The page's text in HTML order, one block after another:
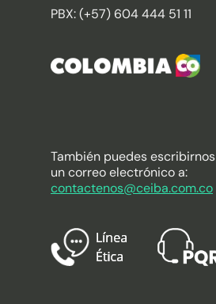
PBX: (+57) 604 444 51 11
También puedes escribirnos
un correo electrónico a:
contactenos@ceiba.com.co